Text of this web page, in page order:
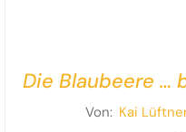
Die Blaubeere …
Lüftner und
Von: Kai